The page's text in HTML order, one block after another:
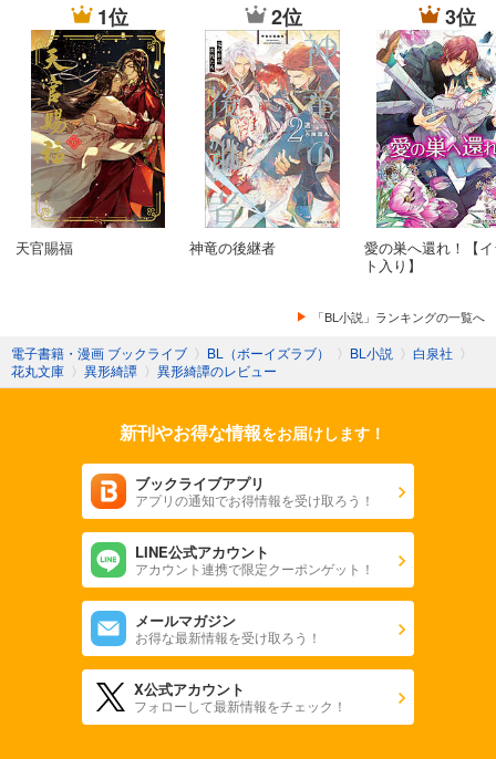
1位
天官賜福
2位
神竜の後継者
3位
愛の巣へ還れ！【
ト入り】
「BL小説」ランキングの一覧へ
電子書籍・漫画 ブックライブ 〉 BL（ボーイズラブ） 〉 BL小説 〉 白泉社 〉
花丸文庫 〉 異形綺譚 〉 異形綺譚のレビュー
新刊やお得な情報をお届けします！
ブックライブアプリ
アプリの通知でお得情報を受け取ろう！
LINE公式アカウント
アカウント連携で限定クーポンゲット！
メールマガジン
お得な最新情報を受け取ろう！
X公式アカウント
フォローして最新情報をチェック！